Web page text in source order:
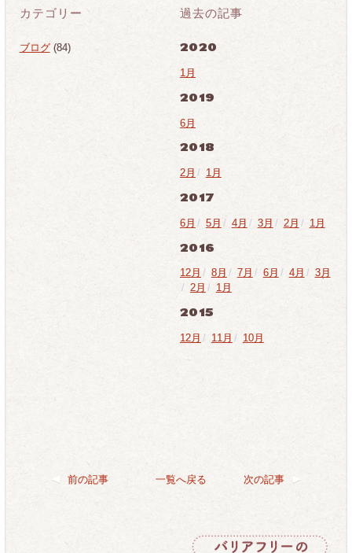
カテゴリー
ブログ(84)
過去の記事
2020
1月
2019
6月
2018
2月 / 1月
2017
6月 / 5月 / 4月 / 3月 / 2月 / 1月
2016
12月 / 8月 / 7月 / 6月 / 4月 / 3月
/ 2月 / 1月
2015
12月 / 11月 / 10月
前の記事 次の記事
一覧へ戻る